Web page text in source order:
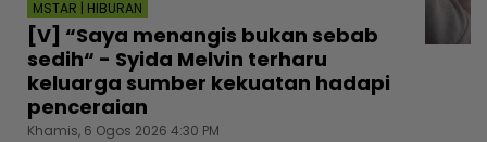
MSTAR | HIBURAN
[V] “Saya menangis bukan sebab
sedih“ - Syida Melvin terharu
keluarga sumber kekuatan hadapi
penceraian
Khamis, 6 Ogos 2026 4:30 PM